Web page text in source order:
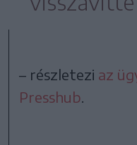
– részletezi az
Presshub